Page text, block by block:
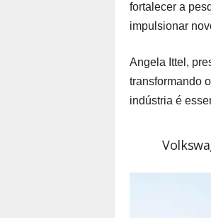
fortalecer a
impulsionar
Angela Ittel,
transformando
indústria é